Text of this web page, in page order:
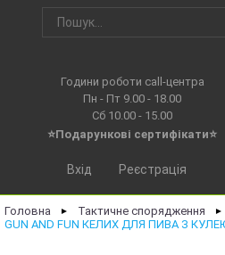
Години роботи call-центра
Пн - Пт 9.00 - 18.00
Сб 10.00 - 15.00
⭐Подарункові сертифікати⭐
Вхід Реєстрація
Головна ► Тактичне спорядження ►
GUN AND FUN КЕЛИХ ДЛЯ ПИВА З